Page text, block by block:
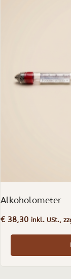
Alkoholometer
€38,30 inkl. USt.,